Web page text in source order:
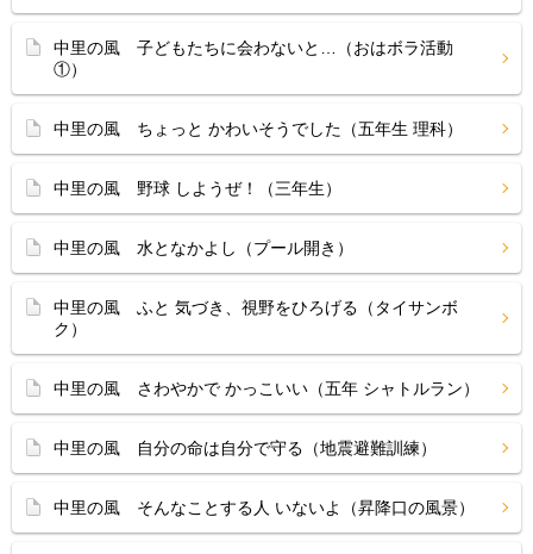
中里の風 子どもたちに会わないと…（おはボラ活動
①）
中里の風 ちょっと かわいそうでした（五年生 理科）
中里の風 野球 しようぜ！（三年生）
中里の風 水となかよし（プール開き）
中里の風 ふと 気づき、視野をひろげる（タイサンボ
ク）
中里の風 さわやかで かっこいい（五年 シャトルラン）
中里の風 自分の命は自分で守る（地震避難訓練）
中里の風 そんなことする人 いないよ（昇降口の風景）